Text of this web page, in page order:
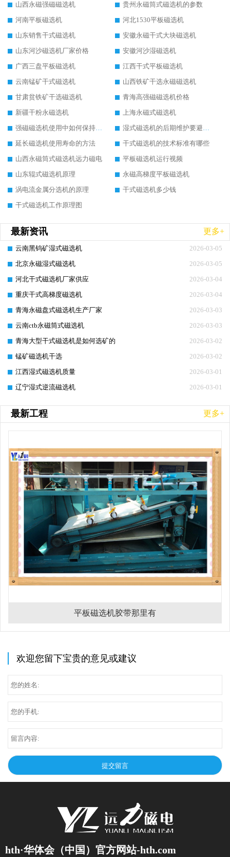
山西永磁强磁磁选机
贵州永磁筒式磁选机的参数
河南平板磁选机
河北1530平板磁选机
山东销售干式磁选机
安徽永磁干式大块磁选机
山东河沙磁选机厂家价格
安徽河沙湿磁选机
广西三盘平板磁选机
江西干式平板磁选机
云南锰矿干式磁选机
山西铁矿干选永磁磁选机
甘肃贫铁矿干选磁选机
青海高强磁磁选机价格
新疆干粉永磁选机
上海永磁式磁选机
强磁磁选机使用中如何保持其顺畅运行
湿式磁选机的后期维护要避开哪些坑
延长磁选机使用寿命的方法
干式磁选机的技术标准有哪些
山西永磁筒式磁选机远力磁电
平板磁选机运行视频
山东辊式磁选机原理
永磁高梯度平板磁选机
涡电流金属分选机的原理
干式磁选机多少钱
干式磁选机工作原理图
最新资讯 更多+
2026-03-05
云南黑钨矿湿式磁选机
2026-03-05
北京永磁湿式磁选机
2026-03-04
河北干式磁选机厂家供应
2026-03-04
重庆干式高梯度磁选机
2026-03-03
青海永磁盘式磁选机生产厂家
2026-03-03
云南ctb永磁筒式磁选机
2026-03-02
青海大型干式磁选机是如何选矿的
2026-03-02
锰矿磁选机干选
2026-03-01
江西湿式磁选机质量
2026-03-01
辽宁湿式逆流磁选机
最新工程 更多+
平板磁选机胶带那里有
欢迎您留下宝贵的意见或建议
hth·华体会（中国）官方网站-hth.com